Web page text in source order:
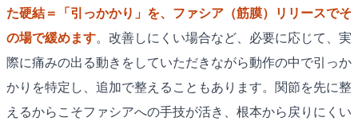
た硬結＝「引っかかり」を、ファシア（筋膜）リリースでそ
の場で緩めます。改善しにくい場合など、必要に応じて、実
際に痛みの出る動きをしていただきながら動作の中で引っか
かりを特定し、追加で整えることもあります。関節を先に整
えるからこそファシアへの手技が活き、根本から戻りにくい